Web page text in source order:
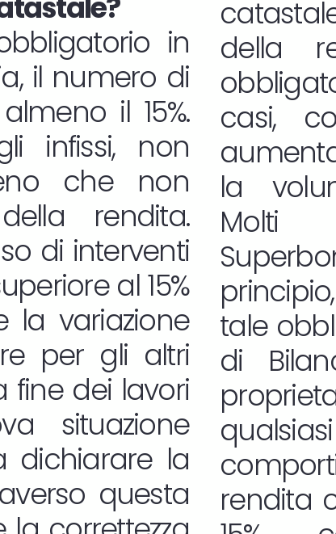
in
il numero di
il 15%.
infissi, non
che non
rendita.
di interventi
al 15%
la variazione
per gli altri
fine dei lavori
situazione
dichiarare la
questa
della
casi,
la
Molti
tale
di
rendita